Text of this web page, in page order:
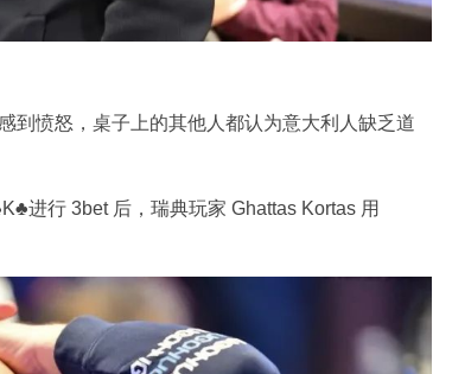
到愤怒，桌子上的其他人都认为意大利人缺乏道
进行 3bet 后，瑞典玩家 Ghattas Kortas 用